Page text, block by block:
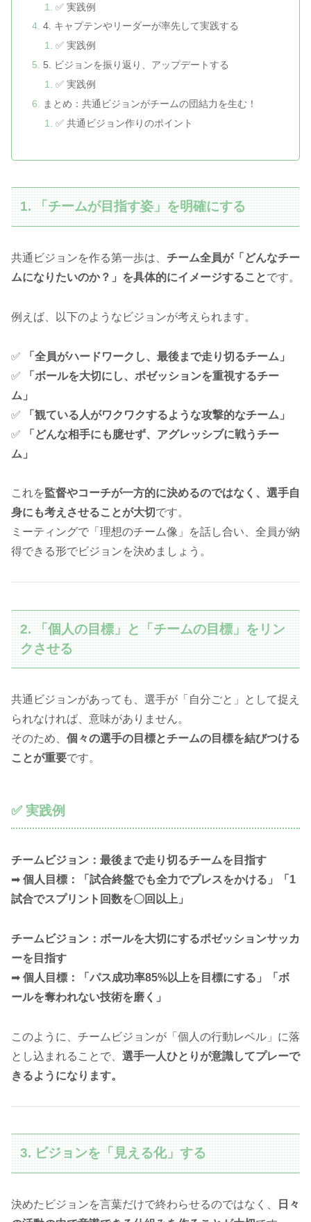
✅ 実践例
4. キャプテンやリーダーが率先して実践する
✅ 実践例
5. ビジョンを振り返り、アップデートする
✅ 実践例
まとめ：共通ビジョンがチームの団結力を生む！
✅ 共通ビジョン作りのポイント
1. 「チームが目指す姿」を明確にする
共通ビジョンを作る第一歩は、 チーム全員が「どんなチー
ムになりたいのか？」を具体的にイメージすることです。
例えば、以下のようなビジョンが考えられます。
✅
「全員がハードワークし、最後まで走り切るチーム」
✅
「ボールを大切にし、ポゼッションを重視するチー
ム」
✅
「観ている人がワクワクするような攻撃的なチーム」
✅
「どんな相手にも臆せず、アグレッシブに戦うチー
ム」
これを監督やコーチが一方的に決めるのではなく、選手自
身にも考えさせることが大切 です。
ミーティングで「理想のチーム像」を話し合い、全員が納
得できる形でビジョンを決めましょう。
2. 「個人の目標」と「チームの目標」をリン
クさせる
共通ビジョンがあっても、選手が「自分ごと」として捉え
られなければ、意味がありません。
そのため、 個々の選手の目標とチームの目標を結びつける
ことが重要です。
✅ 実践例
チームビジョン：最後まで走り切るチームを目指す
➡ 個人目標：「試合終盤でも全力でプレスをかける」「1
試合でスプリント回数を〇回以上」
チームビジョン：ボールを大切にするポゼッションサッカ
ーを目指す
➡ 個人目標：「パス成功率85%以上を目標にする」「ボ
ールを奪われない技術を磨く」
このように、チームビジョンが「個人の行動レベル」に落
とし込まれることで、 選手一人ひとりが意識してプレーで
きるようになります。
3. ビジョンを「見える化」する
決めたビジョンを言葉だけで終わらせるのではなく、
日々